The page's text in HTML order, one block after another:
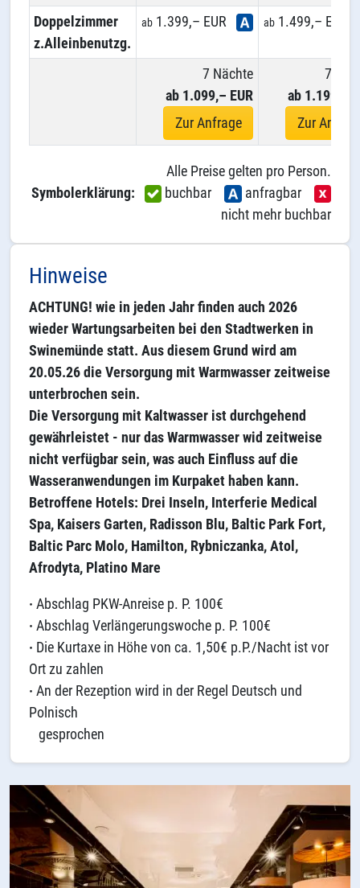
Doppelzimmer
z.Alleinbenutzg.
ab1.399,– EUR ab1.499,– EUR
7 Nächte
ab 1.099,– EUR
Zur Anfrage
7
ab 1.199,–
Zur
Alle Preise gelten pro Person.
Symbolerklärung:
buchbar
anfragbar
nicht mehr buchbar
Hinweise
ACHTUNG! wie in jeden Jahr finden auch 2026
wieder Wartungsarbeiten bei den Stadtwerken in
Swinemünde statt. Aus diesem Grund wird am
20.05.26 die Versorgung mit Warmwasser zeitweise
unterbrochen sein.
Die Versorgung mit Kaltwasser ist durchgehend
gewährleistet - nur das Warmwasser wid zeitweise
nicht verfügbar sein, was auch Einfluss auf die
Wasseranwendungen im Kurpaket haben kann.
Betroffene Hotels: Drei Inseln, Interferie Medical
Spa, Kaisers Garten, Radisson Blu, Baltic Park Fort,
Baltic Parc Molo, Hamilton, Rybniczanka, Atol,
Afrodyta, Platino Mare
· Abschlag PKW-Anreise p. P. 100€
· Abschlag Verlängerungswoche p. P. 100€
· Die Kurtaxe in Höhe von ca. 1,50€ p.P./Nacht ist vor
Ort zu zahlen
· An der Rezeption wird in der Regel Deutsch und
Polnisch
gesprochen